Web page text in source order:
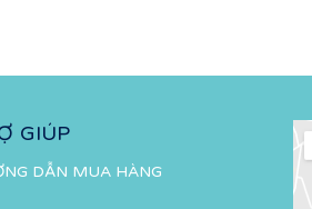
GIÚP
DẪN MUA HÀNG